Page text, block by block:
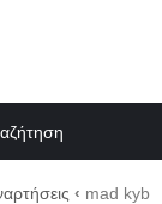
‹ mad kyb